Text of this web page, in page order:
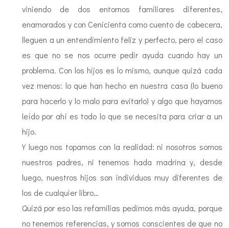
viniendo de dos entornos familiares diferentes,
enamorados y con Cenicienta como cuento de cabecera,
lleguen a un entendimiento feliz y perfecto, pero el caso
es que no se nos ocurre pedir ayuda cuando hay un
problema. Con los hijos es lo mismo, aunque quizá cada
vez menos: lo que han hecho en nuestra casa (lo bueno
para hacerlo y lo malo para evitarlo) y algo que hayamos
leído por ahí es todo lo que se necesita para criar a un
hijo.
Y luego nos topamos con la realidad: ni nosotros somos
nuestros padres, ni tenemos hada madrina y, desde
luego, nuestros hijos son individuos muy diferentes de
los de cualquier libro…
Quizá por eso las refamilias pedimos más ayuda, porque
no tenemos referencias, y somos conscientes de que no